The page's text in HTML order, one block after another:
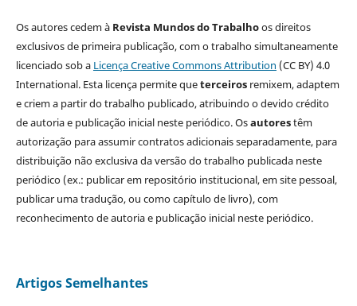
Os autores cedem à Revista Mundos do Trabalhoos direitos
exclusivos de primeira publicação, com o trabalho simultaneamente
licenciado sob a Licença Creative Commons Attribution (CC BY) 4.0
International. Esta licença permite queterceirosremixem, adaptem
e criem a partir do trabalho publicado, atribuindo o devido crédito
de autoria e publicação inicial neste periódico. Osautorestêm
autorização para assumir contratos adicionais separadamente, para
distribuição não exclusiva da versão do trabalho publicada neste
periódico (ex.: publicar em repositório institucional, em site pessoal,
publicar uma tradução, ou como capítulo de livro), com
reconhecimento de autoria e publicação inicial neste periódico.
Artigos Semelhantes